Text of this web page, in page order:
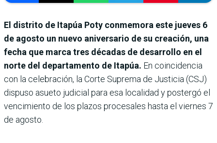
El distrito de Itapúa Poty conmemora este jueves 6
de agosto un nuevo aniversario de su creación, una
fecha que marca tres décadas de desarrollo en el
norte del departamento de Itapúa. En coincidencia
con la celebración, la Corte Suprema de Justicia (CSJ)
dispuso asueto judicial para esa localidad y postergó el
vencimiento de los plazos procesales hasta el viernes 7
de agosto.